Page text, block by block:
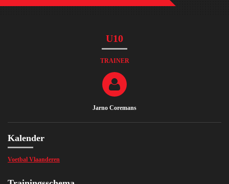
U10
TRAINER
Jarno Coremans
Kalender
Voetbal Vlaanderen